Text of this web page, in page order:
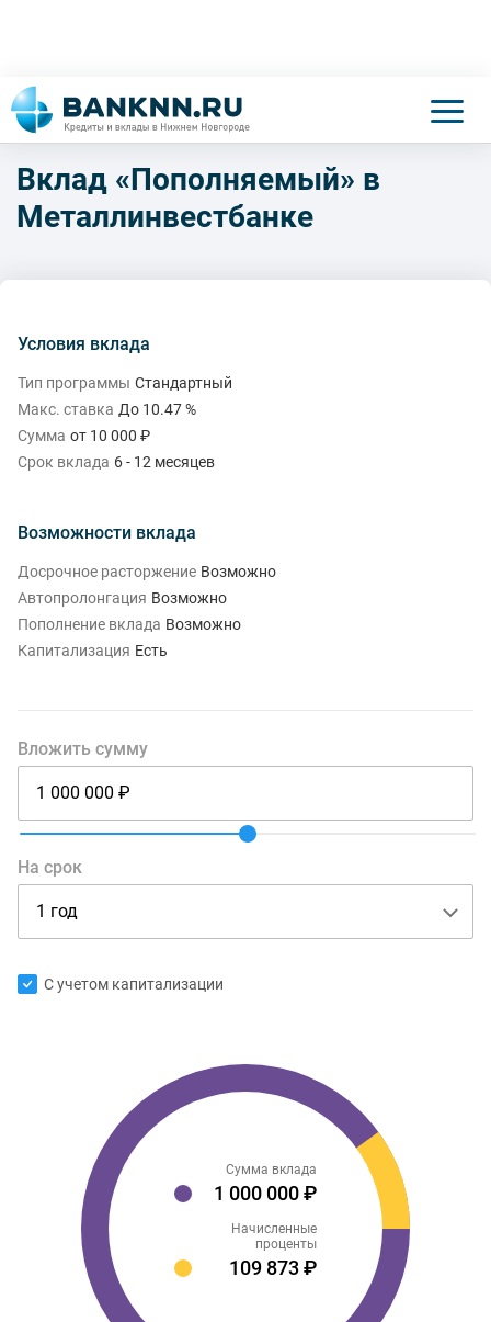
Вклад «Пополняемый» в
Металлинвестбанке
Условия вклада
Тип программы Стандартный
Макс. ставка До 10.47 %
Сумма от 10 000 ₽
Срок вклада 6 - 12 месяцев
Возможности вклада
Досрочное расторжение Возможно
Автопролонгация Возможно
Пополнение вклада Возможно
Капитализация Есть
Вложить сумму
На срок
С учетом капитализации
Сумма вклада
1 000 000 ₽
Начисленные
проценты
109 873 ₽